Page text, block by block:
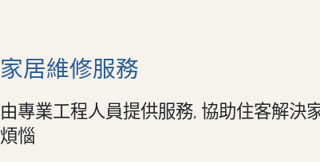
家居維修服務
由專業工程人員提供服務, 協助住客解決
煩惱